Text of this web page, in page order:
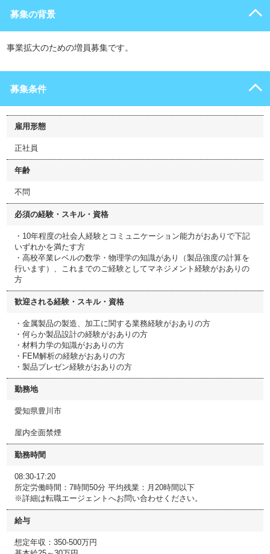
募集の背景
事業拡大のための増員募集です。
募集条件
雇用形態
正社員
年齢
不問
必須の経験・スキル・資格
・10年程度の社会人経験とコミュニケーション能力がおありで下記
いずれかを満たす方
・高校卒業レベルの数学・物理学の知識があり（製品強度の計算を
行います）、これまでのご経験としてマネジメント経験がおありの
方
歓迎される経験・スキル・資格
・金属製品の製造、加工に関する業務経験がおありの方
・何らか製品設計の経験がおありの方
・材料力学の知識がおありの方
・FEM解析の経験がおありの方
・製品プレゼン経験がおありの方
勤務地
愛知県豊川市
屋内全面禁煙
勤務時間
08:30-17:20
所定労働時間：7時間50分 平均残業：月20時間以下
※詳細は転職エージェントへお問い合わせください。
給与
想定年収：350-500万円